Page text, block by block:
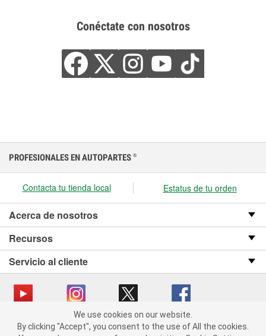
Conéctate con nosotros
We use cookies on our website. By clicking "Accept", you consent
to the use of All the cookies.
PROFESIONALES EN AUTOPARTES ®
Contacta tu tienda local Estatus de tu orden
Acerca de nosotros
Recursos
Servicio al cliente
Copyright © 2008-2026 O’Reilly Auto Parts v OST_3.2.0.0.729 (3) cv1361
We use cookies on our website.
By clicking "Accept", you consent to the use of All the cookies.